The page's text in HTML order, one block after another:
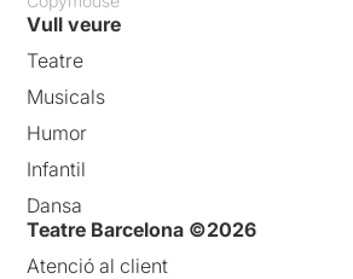
Vull veure
Teatre
Musicals
Humor
Infantil
Dansa
Teatre Barcelona ©2026
Atenció al client